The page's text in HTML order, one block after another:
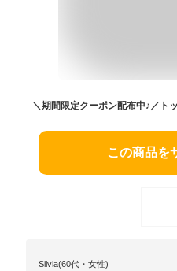
この商品を
Silvia(60代・女性)